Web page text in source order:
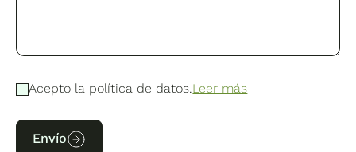
Acepto la política de datos.Leer más
Envío